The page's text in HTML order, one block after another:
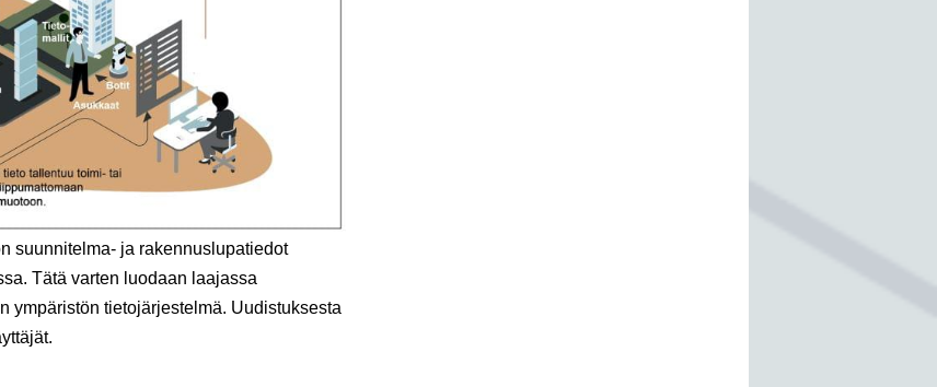
suunnitelma- ja rakennuslupatiedot
Tätä varten luodaan laajassa
ympäristön tietojärjestelmä. Uudistuksesta